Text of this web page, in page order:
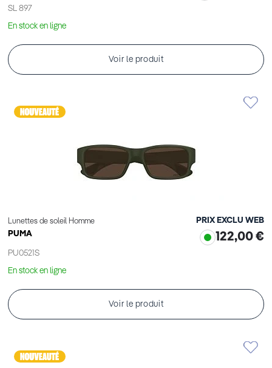
SL 897
En stock en ligne
Voir le produit
Lunettes de soleil Homme
PUMA
PU0521S
PRIX EXCLU WEB
122,00 €
En stock en ligne
Voir le produit